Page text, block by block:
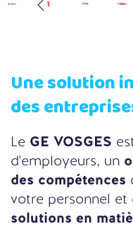
Une solution
des
Le GE VOSGES
d'employeurs, un
des compétences
votre personnel et
solutions en